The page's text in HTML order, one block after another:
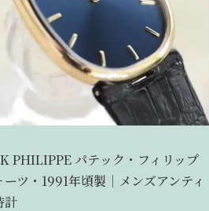
PHILIPPE パテック・フィリップ
ーツ・1991年頃製｜メンズアンティ
計